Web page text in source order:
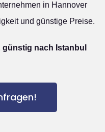
in Hannover
und günstige Preise.
nach Istanbul